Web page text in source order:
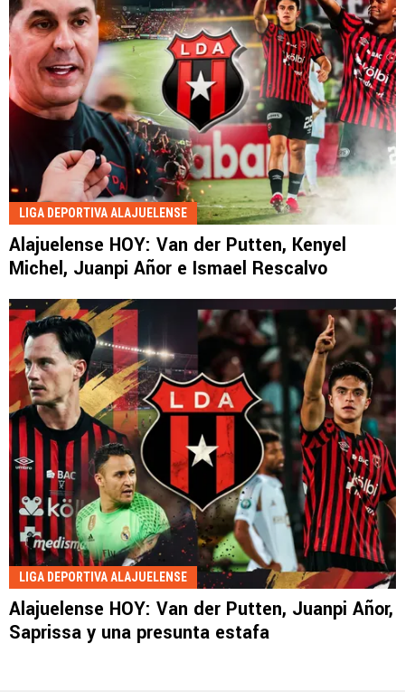
LIGA DEPORTIVA ALAJUELENSE
Alajuelense HOY: Van der Putten, Kenyel
Michel, Juanpi Añor e Ismael Rescalvo
LIGA DEPORTIVA ALAJUELENSE
Alajuelense HOY: Van der Putten, Juanpi Añor,
Saprissa y una presunta estafa